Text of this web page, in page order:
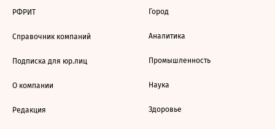
РФРИТ
Справочник компаний
Подписка для юр.лиц
О компании
Редакция
Город
Аналитика
Промышленность
Наука
Здоровье